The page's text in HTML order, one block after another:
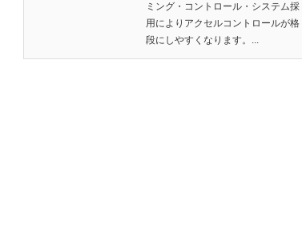
ミング・コントロール・システム採
用によりアクセルコントロールが格
段にしやすくなります。...